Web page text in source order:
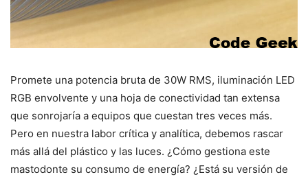
Promete una potencia bruta de 30W RMS, iluminación LED
RGB envolvente y una hoja de conectividad tan extensa
que sonrojaría a equipos que cuestan tres veces más.
Pero en nuestra labor crítica y analítica, debemos rascar
más allá del plástico y las luces. ¿Cómo gestiona este
mastodonte su consumo de energía? ¿Está su versión de